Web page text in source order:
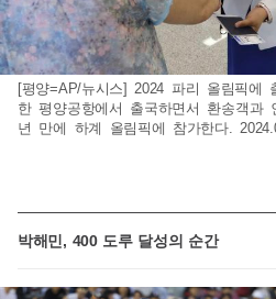
[평양=AP/뉴시스] 2024 파리 올림픽에
한 평양공항에서 출국하면서 환송객과
년 만에 하계 올림픽에 참가한다.
박해민, 400 도루 달성의 순간